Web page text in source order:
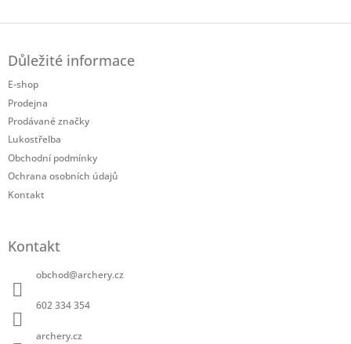
Důležité informace
E-shop
Prodejna
Prodávané značky
Lukostřelba
Obchodní podmínky
Ochrana osobních údajů
Kontakt
Kontakt
obchod@archery.cz
602 334 354
archery.cz